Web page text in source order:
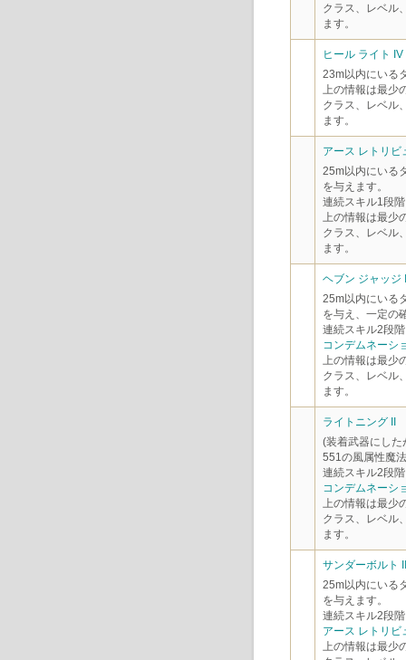
クラス、レベル
ます。
ヒール ライト IV
23m以内にいる
上の情報は最少
クラス、レベル
ます。
アース レトリビ
25m以内にいる
を与えます。
連続スキル1段階
上の情報は最少
クラス、レベル
ます。
ヘブン ジャッジ
25m以内にいる
を与え、一定の
連続スキル2段階
コンデムネーシ
上の情報は最少
クラス、レベル
ます。
ライトニング II
(装着武器にした
551の風属性魔
連続スキル2段階
コンデムネーシ
上の情報は最少
クラス、レベル
ます。
サンダーボルト
25m以内にいる
を与えます。
連続スキル2段階
アース レトリビ
上の情報は最少